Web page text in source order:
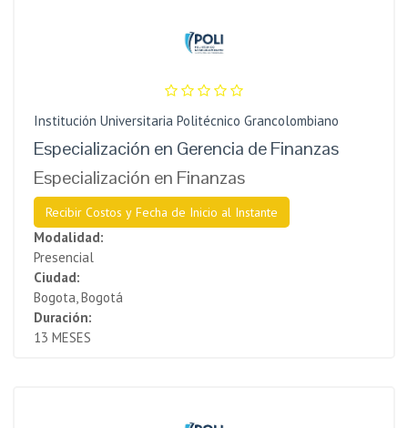
Institución Universitaria Politécnico Grancolombiano
Especialización en Gerencia de Finanzas
Especialización en Finanzas
Recibir Costos y Fecha de Inicio al Instante
Modalidad:
Presencial
Ciudad:
Bogota, Bogotá
Duración:
13 MESES